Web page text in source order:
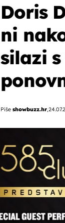
Doris
ni
silazi
Piše showbuzz.hr,